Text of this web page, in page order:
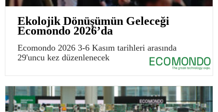
Ekolojik Dönüşümün Geleceği
Ecomondo 2026’da
Ecomondo 2026 3-6 Kasım tarihleri arasında
29'uncu kez düzenlenecek